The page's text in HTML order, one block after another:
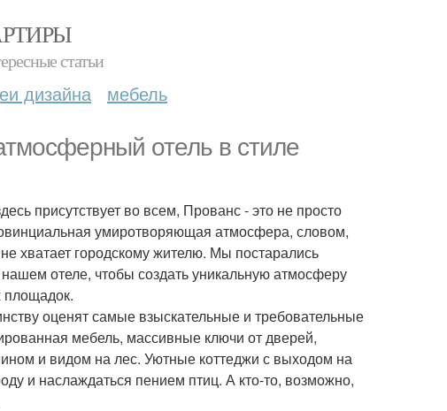
статьи
дизайна мебель
отель в стиле
присутствует во всем, Прованс - это не просто
умиротворяющая атмосфера, словом,
хватает городскому жителю. Мы постарались
отеле, чтобы создать уникальную атмосферу
площадок.
оценят самые взыскательные и требовательные
мебель, массивные ключи от дверей,
и видом на лес. Уютные коттеджи с выходом на
и наслаждаться пением птиц. А кто-то, возможно,